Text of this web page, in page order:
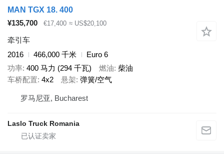
MAN TGX 18. 400
¥135,700
€17,400 ≈ US$20,100
牵引车
2016
466,000 千米
Euro 6
功率 400 马力 (294 千瓦) 燃油 柴油
车桥配置 4x2 悬架 弹簧/空气
罗马尼亚, Bucharest
Laslo Truck Romania